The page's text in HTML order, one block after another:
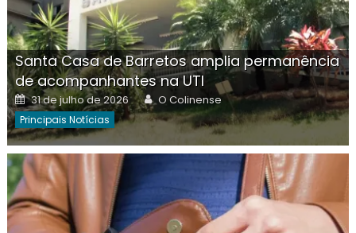
Santa Casa de Barretos amplia permanência
de acompanhantes na UTI
Posted
on
31 de julho de 2026 Author
O Colinense
Principais Notícias